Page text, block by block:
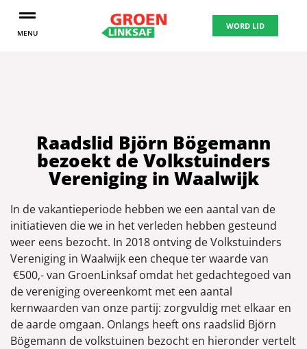
MENU
WORD LID
Raadslid Björn Bögemann
bezoekt de Volkstuinders
Vereniging in Waalwijk
In de vakantieperiode hebben we een aantal van de
initiatieven die we in het verleden hebben gesteund
weer eens bezocht. In 2018 ontving de Volkstuinders
Vereniging in Waalwijk een cheque ter waarde van
€500,- van GroenLinksaf omdat het gedachtegoed van
de vereniging overeenkomt met een aantal
kernwaarden van onze partij: zorgvuldig met elkaar en
de aarde omgaan. Onlangs heeft ons raadslid Björn
Bögemann de volkstuinen bezocht en hieronder vertelt